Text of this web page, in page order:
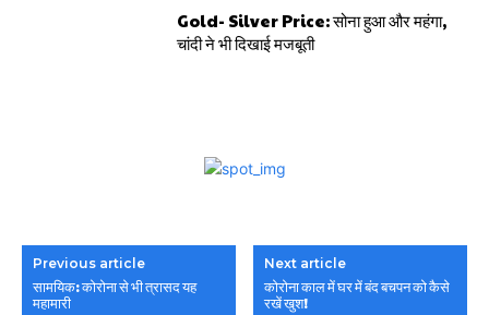
Gold- Silver Price: सोना हुआ और महंगा,
चांदी ने भी दिखाई मजबूती
Previous article
सामयिक: कोरोना से भी त्रासद यह
महामारी
Next article
कोरोना काल में घर में बंद बचपन को कैसे
रखें खुश!